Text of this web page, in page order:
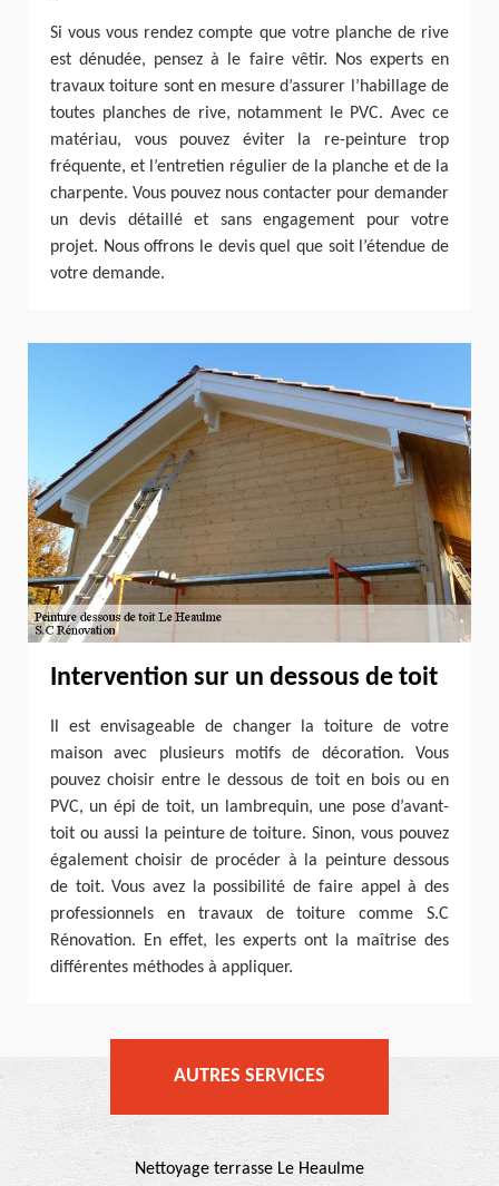
Si vous vous rendez compte que votre planche de rive
est dénudée, pensez à le faire vêtir. Nos experts en
travaux toiture sont en mesure d’assurer l’habillage de
toutes planches de rive, notamment le PVC. Avec ce
matériau, vous pouvez éviter la re-peinture trop
fréquente, et l’entretien régulier de la planche et de la
charpente. Vous pouvez nous contacter pour demander
un devis détaillé et sans engagement pour votre
projet. Nous offrons le devis quel que soit l’étendue de
votre demande.
Intervention sur un dessous de toit
Il est envisageable de changer la toiture de votre
maison avec plusieurs motifs de décoration. Vous
pouvez choisir entre le dessous de toit en bois ou en
PVC, un épi de toit, un lambrequin, une pose d’avant-
toit ou aussi la peinture de toiture. Sinon, vous pouvez
également choisir de procéder à la peinture dessous
de toit. Vous avez la possibilité de faire appel à des
professionnels en travaux de toiture comme S.C
Rénovation. En effet, les experts ont la maîtrise des
différentes méthodes à appliquer.
AUTRES SERVICES
Nettoyage terrasse Le Heaulme